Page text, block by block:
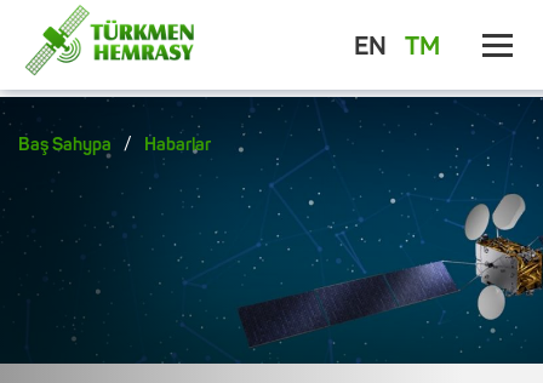
EN TM
Baş Sahypa / Habarlar